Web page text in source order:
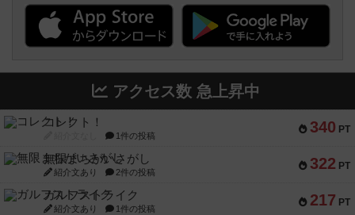
アクセス数 急上昇中
340 PT
コレクト！
1件の投稿
322 PT
無限まちがいさがし
紹介文あり 2件の投稿
217 PT
ガルフストライク
紹介文あり 1件の投稿